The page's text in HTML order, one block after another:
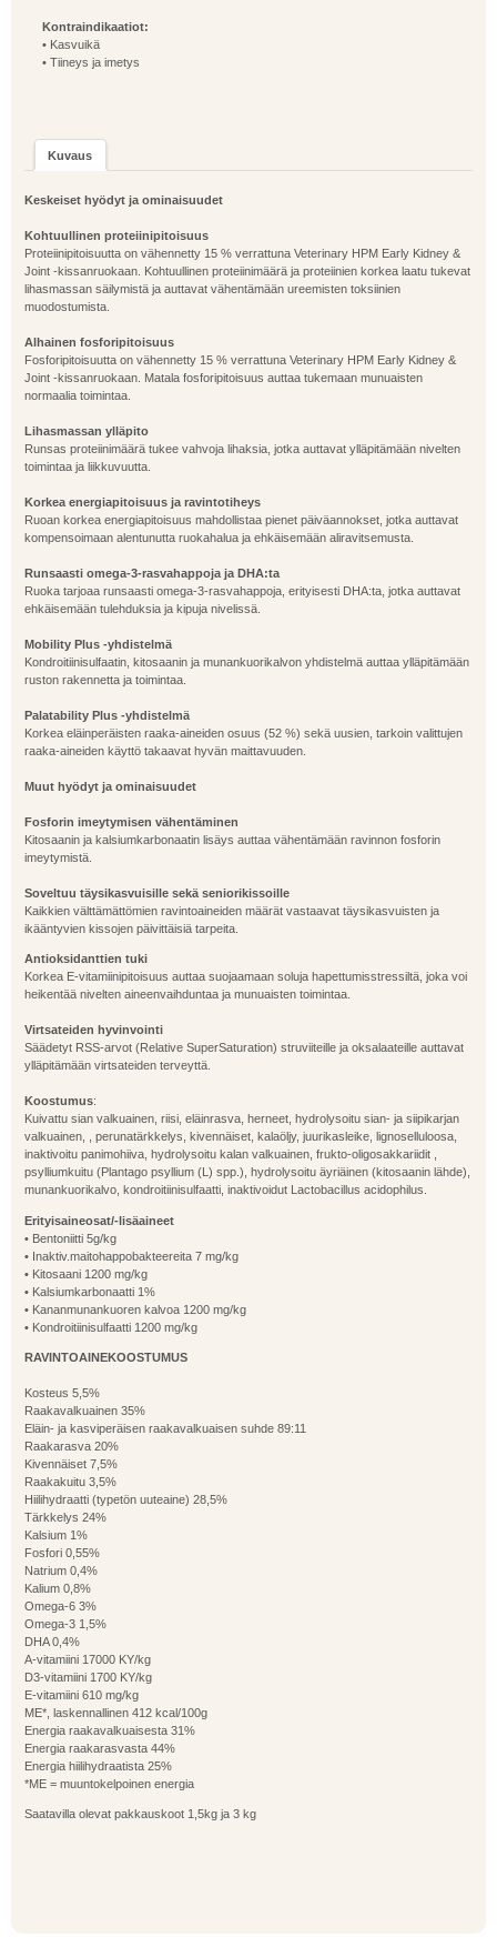
Kontraindikaatiot:
• Kasvuikä
• Tiineys ja imetys
Kuvaus
Keskeiset hyödyt ja ominaisuudet
Kohtuullinen proteiinipitoisuus
Proteiinipitoisuutta on vähennetty 15 % verrattuna Veterinary HPM Early Kidney &
Joint -kissanruokaan. Kohtuullinen proteiinimäärä ja proteiinien korkea laatu tukevat
lihasmassan säilymistä ja auttavat vähentämään ureemisten toksiinien
muodostumista.
Alhainen fosforipitoisuus
Fosforipitoisuutta on vähennetty 15 % verrattuna Veterinary HPM Early Kidney &
Joint -kissanruokaan. Matala fosforipitoisuus auttaa tukemaan munuaisten
normaalia toimintaa.
Lihasmassan ylläpito
Runsas proteiinimäärä tukee vahvoja lihaksia, jotka auttavat ylläpitämään nivelten
toimintaa ja liikkuvuutta.
Korkea energiapitoisuus ja ravintotiheys
Ruoan korkea energiapitoisuus mahdollistaa pienet päiväannokset, jotka auttavat
kompensoimaan alentunutta ruokahalua ja ehkäisemään aliravitsemusta.
Runsaasti omega-3-rasvahappoja ja DHA:ta
Ruoka tarjoaa runsaasti omega-3-rasvahappoja, erityisesti DHA:ta, jotka auttavat
ehkäisemään tulehduksia ja kipuja nivelissä.
Mobility Plus -yhdistelmä
Kondroitiinisulfaatin, kitosaanin ja munankuorikalvon yhdistelmä auttaa ylläpitämään
ruston rakennetta ja toimintaa.
Palatability Plus -yhdistelmä
Korkea eläinperäisten raaka-aineiden osuus (52 %) sekä uusien, tarkoin valittujen
raaka-aineiden käyttö takaavat hyvän maittavuuden.
Muut hyödyt ja ominaisuudet
Fosforin imeytymisen vähentäminen
Kitosaanin ja kalsiumkarbonaatin lisäys auttaa vähentämään ravinnon fosforin
imeytymistä.
Soveltuu täysikasvuisille sekä seniorikissoille
Kaikkien välttämättömien ravintoaineiden määrät vastaavat täysikasvuisten ja
ikääntyvien kissojen päivittäisiä tarpeita.
Antioksidanttien tuki
Korkea E-vitamiinipitoisuus auttaa suojaamaan soluja hapettumisstressiltä, joka voi
heikentää nivelten aineenvaihduntaa ja munuaisten toimintaa.
Virtsateiden hyvinvointi
Säädetyt RSS-arvot (Relative SuperSaturation) struviiteille ja oksalaateille auttavat
ylläpitämään virtsateiden terveyttä.
Koostumus:
Kuivattu sian valkuainen, riisi, eläinrasva, herneet, hydrolysoitu sian- ja siipikarjan
valkuainen, , perunatärkkelys, kivennäiset, kalaöljy, juurikasleike, lignoselluloosa,
inaktivoitu panimohiiva, hydrolysoitu kalan valkuainen, frukto-oligosakkariidit ,
psylliumkuitu (Plantago psyllium (L) spp.), hydrolysoitu äyriäinen (kitosaanin lähde),
munankuorikalvo, kondroitiinisulfaatti, inaktivoidut Lactobacillus acidophilus.
Erityisaineosat/-lisäaineet
• Bentoniitti 5g/kg
• Inaktiv.maitohappobakteereita 7 mg/kg
• Kitosaani 1200 mg/kg
• Kalsiumkarbonaatti 1%
• Kananmunankuoren kalvoa 1200 mg/kg
• Kondroitiinisulfaatti 1200 mg/kg
RAVINTOAINEKOOSTUMUS
Kosteus 5,5%
Raakavalkuainen 35%
Eläin- ja kasviperäisen raakavalkuaisen suhde 89:11
Raakarasva 20%
Kivennäiset 7,5%
Raakakuitu 3,5%
Hiilihydraatti (typetön uuteaine) 28,5%
Tärkkelys 24%
Kalsium 1%
Fosfori 0,55%
Natrium 0,4%
Kalium 0,8%
Omega-6 3%
Omega-3 1,5%
DHA 0,4%
A-vitamiini 17000 KY/kg
D3-vitamiini 1700 KY/kg
E-vitamiini 610 mg/kg
ME*, laskennallinen 412 kcal/100g
Energia raakavalkuaisesta 31%
Energia raakarasvasta 44%
Energia hiilihydraatista 25%
*ME = muuntokelpoinen energia
Saatavilla olevat pakkauskoot 1,5kg ja 3 kg